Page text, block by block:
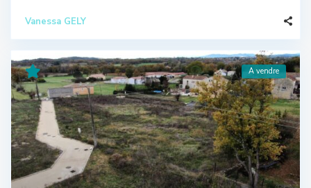
Vanessa GELY
A vendre